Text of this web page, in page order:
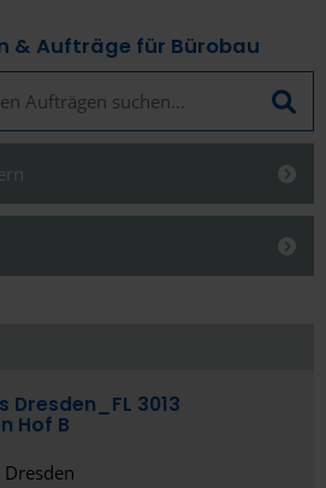
& Aufträge für Bürobau
Dresden_FL 3013
Hof B